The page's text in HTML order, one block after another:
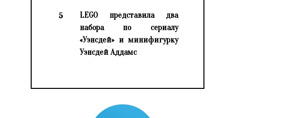
5
LEGO представила два
набора по сериалу
«Уэнсдей» и минифигурку
Уэнсдей Аддамс